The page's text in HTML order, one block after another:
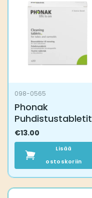
098-0565
Phonak
Puhdistustabletit
€13.00
Lisää
ostoskoriin